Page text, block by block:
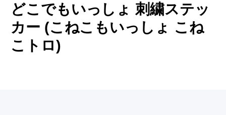
どこでもいっしょ 刺繍ステッ
カー (こねこもいっしょ こね
こトロ)